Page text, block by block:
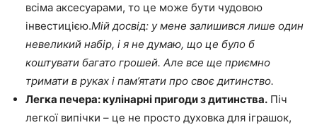
всіма аксесуарами, то це може бути чудовою
інвестицією.Мій досвід: у мене залишився лише один
невеликий набір, і я не думаю, що це було б
коштувати багато грошей. Але все ще приємно
тримати в руках і пам’ятати про своє дитинство.
Легка печера: кулінарні пригоди з дитинства. Піч
легкої випічки – це не просто духовка для іграшок,